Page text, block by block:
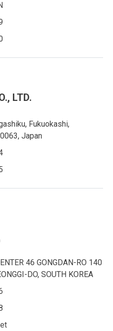
LTD.
Fukuokashi,
Japan
46 GONGDAN-RO 140
DO, SOUTH KOREA